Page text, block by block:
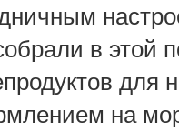
в этой
для
на